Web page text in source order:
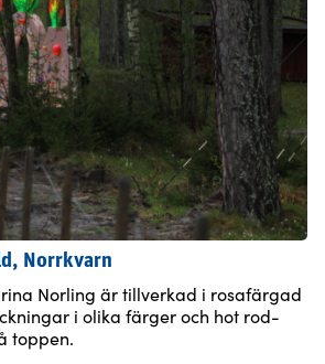
Norrkvarn
Norling är tillverkad i rosafärgad
i olika färger och hot rod-
toppen.